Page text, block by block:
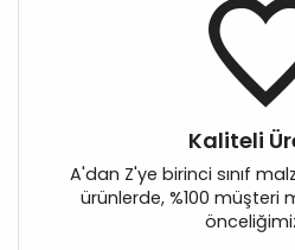
Kaliteli
A'dan Z'ye birinci sınıf
ürünlerde, %100 müşteri